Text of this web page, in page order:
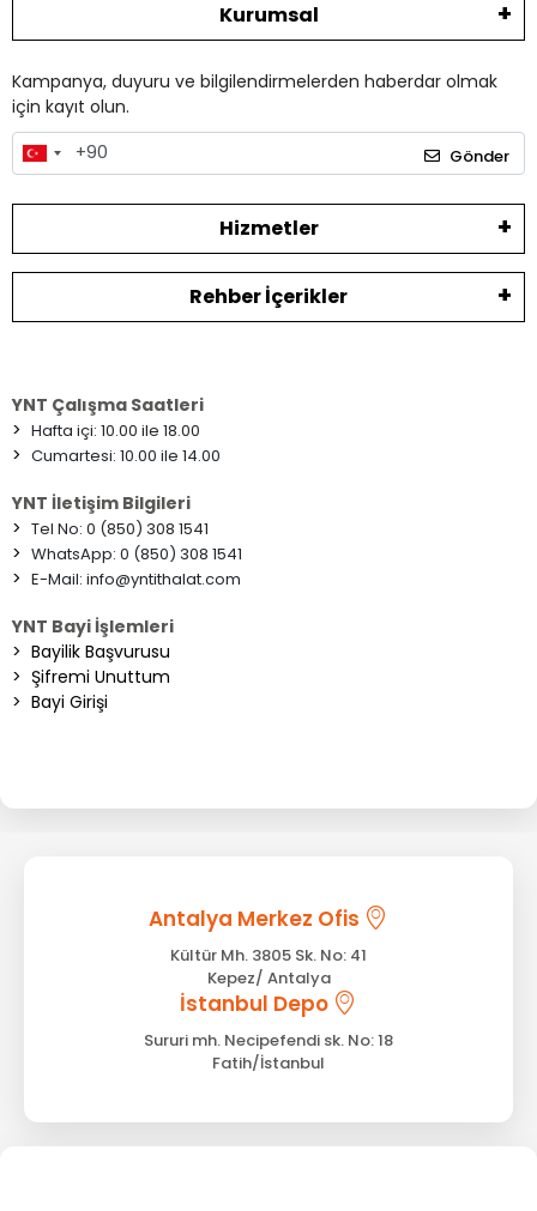
Kurumsal
Kampanya, duyuru ve bilgilendirmelerden haberdar olmak
için kayıt olun.
Gönder
Hizmetler
Rehber İçerikler
YNT Çalışma Saatleri
> Hafta içi: 10.00 ile 18.00
> Cumartesi: 10.00 ile 14.00
YNT İletişim Bilgileri
> Tel No: 0 (850) 308 1541
> WhatsApp: 0 (850) 308 1541
> E-Mail: info@yntithalat.com
YNT Bayi İşlemleri
> Bayilik Başvurusu
> Şifremi Unuttum
> Bayi Girişi
Antalya Merkez Ofis
Kültür Mh. 3805 Sk. No: 41
Kepez/ Antalya
İstanbul Depo
Sururi mh. Necipefendi sk. No: 18
Fatih/İstanbul